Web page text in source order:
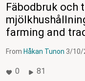
Fäbodbruk och
farming and
From Håkan Tunon 3/10/
0 81